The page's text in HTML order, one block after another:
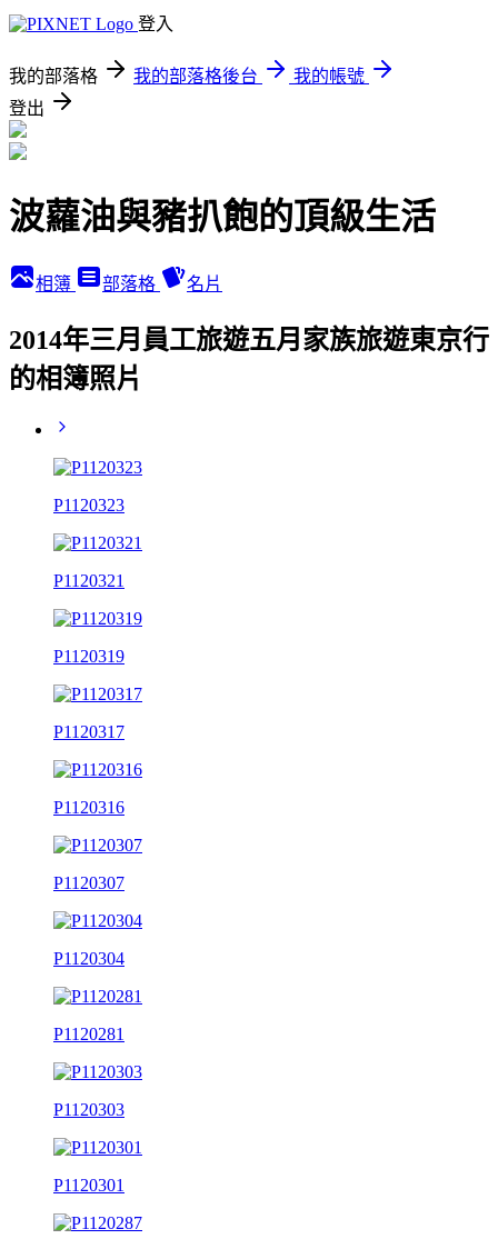
登入
我的部落格 我的部落格後台
我的帳號
登出
波蘿油與豬扒飽的頂級生活
相簿 部落格 名片
2014年三月員工旅遊五月家族旅遊東京行
的相簿照片
P1120323
P1120321
P1120319
P1120317
P1120316
P1120307
P1120304
P1120281
P1120303
P1120301